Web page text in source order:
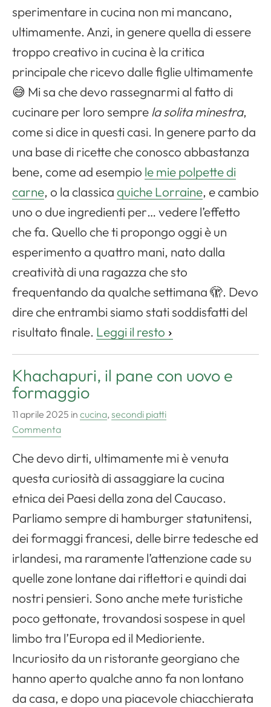
sperimentare in cucina non mi mancano,
ultimamente. Anzi, in genere quella di essere
troppo creativo in cucina è la critica
principale che ricevo dalle figlie ultimamente
😅 Mi sa che devo rassegnarmi al fatto di
cucinare per loro semprela solita minestra,
come si dice in questi casi. In genere parto da
una base di ricette che conosco abbastanza
bene, come ad esempio le mie polpette di
carne, o la classica quiche Lorraine, e cambio
uno o due ingredienti per… vedere l’effetto
che fa. Quello che ti propongo oggi è un
esperimento a quattro mani, nato dalla
creatività di una ragazza che sto
frequentando da qualche settimana 🫣. Devo
dire che entrambi siamo stati soddisfatti del
risultato finale. Leggi il resto
Khachapuri, il pane con uovo e
formaggio
11 aprile 2025 in cucina, secondi piatti
Commenta
Che devo dirti, ultimamente mi è venuta
questa curiosità di assaggiare la cucina
etnica dei Paesi della zona del Caucaso.
Parliamo sempre di hamburger statunitensi,
dei formaggi francesi, delle birre tedesche ed
irlandesi, ma raramente l’attenzione cade su
quelle zone lontane dai riflettori e quindi dai
nostri pensieri. Sono anche mete turistiche
poco gettonate, trovandosi sospese in quel
limbo tra l’Europa ed il Medioriente.
Incuriosito da un ristorante georgiano che
hanno aperto qualche anno fa non lontano
da casa, e dopo una piacevole chiacchierata